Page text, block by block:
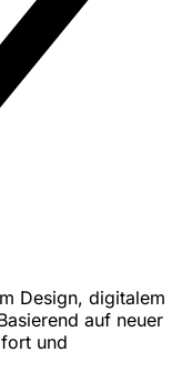
Design, digitalem
auf neuer
und